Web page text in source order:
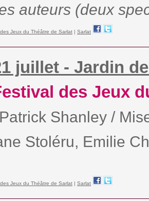
auteurs (deux
Jeux du Théâtre de Sarlat | Sarlat
juillet - Jardin
des Jeux
Shanley /
Stoléru, Emilie
Jeux du Théâtre de Sarlat | Sarlat